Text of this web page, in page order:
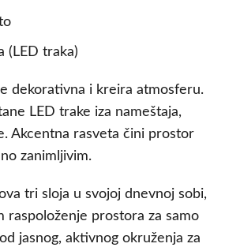
(LED traka)
dekorativna i kreira atmosferu.
LED trake iza nameštaja,
Akcentna rasveta čini prostor
zanimljivim.
tri sloja u svojoj dnevnoj sobi,
raspoloženje prostora za samo
jasnog, aktivnog okruženja za